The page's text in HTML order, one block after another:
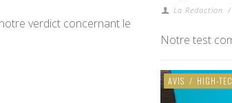
verdict concernant le
La Redaction /
Notre test
AVIS / HIGH-